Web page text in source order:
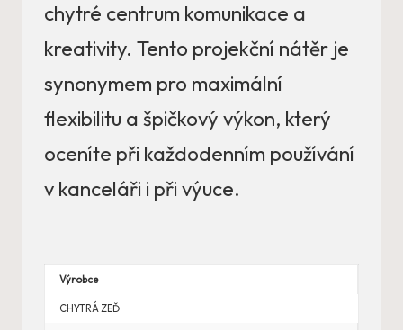
chytré centrum komunikace a
kreativity. Tento projekční nátěr je
synonymem pro maximální
flexibilitu a špičkový výkon, který
oceníte při každodenním používání
v kanceláři i při výuce.
Výrobce
CHYTRÁ ZEĎ